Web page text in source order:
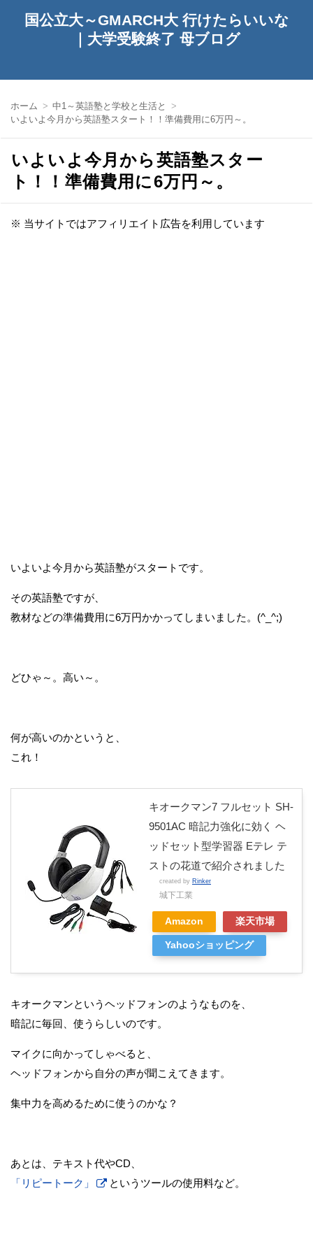
国公立大～GMARCH大 行けたらいいな
｜大学受験終了 母ブログ
ホーム
中1～英語塾と学校と生活と
いよいよ今月から英語塾スタート！！準備費用に6万円～。
いよいよ今月から英語塾スター
ト！！準備費用に6万円～。
※ 当サイトではアフィリエイト広告を利用しています
いよいよ今月から英語塾がスタートです。
その英語塾ですが、
教材などの準備費用に6万円かかってしまいました。(^_^;)
どひゃ～。高い～。
何が高いのかというと、
これ！
キオークマン7 フルセット SH-
9501AC 暗記力強化に効く ヘ
ッドセット型学習器 Eテレ テ
ストの花道で紹介されました
created by Rinker
城下工業
Amazon 楽天市場
Yahooショッピング
キオークマンというヘッドフォンのようなものを、
暗記に毎回、使うらしいのです。
マイクに向かってしゃべると、
ヘッドフォンから自分の声が聞こえてきます。
集中力を高めるために使うのかな？
あとは、テキスト代やCD、
「リピートーク」
というツールの使用料など。